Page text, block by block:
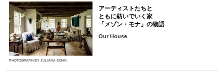
PHOTOGRAPH BY JULIANA SOHN
アーティストたちと
ともに紡いでいく家
「メゾン・モナ」の物語
Our House